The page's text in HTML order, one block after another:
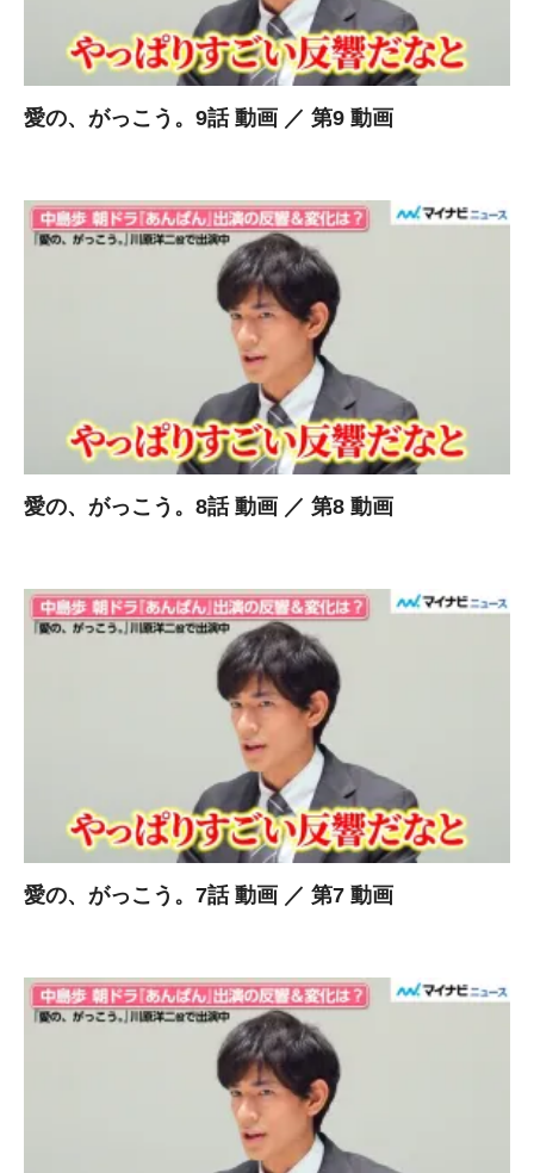
愛の、がっこう。9話 動画 ／ 第9 動画
愛の、がっこう。8話 動画 ／ 第8 動画
愛の、がっこう。7話 動画 ／ 第7 動画